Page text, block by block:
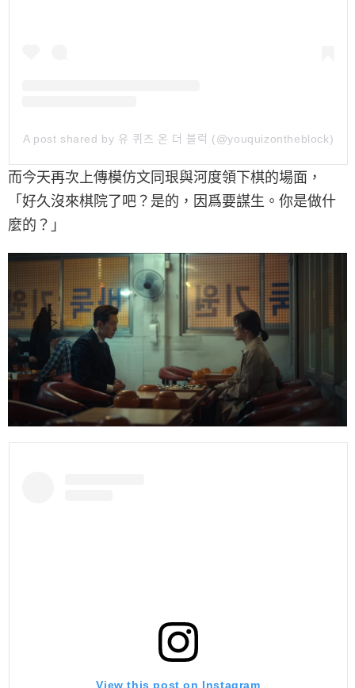
A post shared by 유 퀴즈 온 더 블럭 (@youquizontheblock)
而今天再次上傳模仿文同珢與河度領下棋的場面，
「好久沒來棋院了吧？是的，因爲要謀生。 你是做什
麼的？」
View this post on Instagram